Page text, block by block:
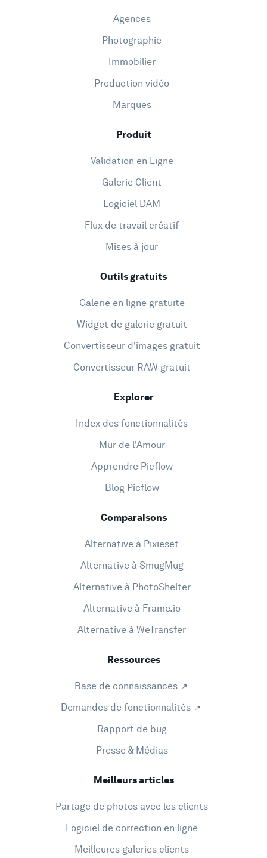
Agences
Photographie
Immobilier
Production vidéo
Marques
Produit
Validation en Ligne
Galerie Client
Logiciel DAM
Flux de travail créatif
Mises à jour
Outils gratuits
Galerie en ligne gratuite
Widget de galerie gratuit
Convertisseur d'images gratuit
Convertisseur RAW gratuit
Explorer
Index des fonctionnalités
Mur de l'Amour
Apprendre Picflow
Blog Picflow
Comparaisons
Alternative à Pixieset
Alternative à SmugMug
Alternative à PhotoShelter
Alternative à Frame.io
Alternative à WeTransfer
Ressources
Base de connaissances
Demandes de fonctionnalités
Rapport de bug
Presse & Médias
Meilleurs articles
Partage de photos avec les clients
Logiciel de correction en ligne
Meilleures galeries clients